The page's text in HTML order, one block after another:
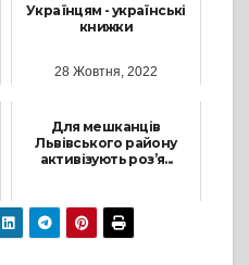
Українцям - українські
книжки
28 Жовтня, 2022
Для мешканців
Львівського району
активізують роз’я...
26 Квітня, 2023